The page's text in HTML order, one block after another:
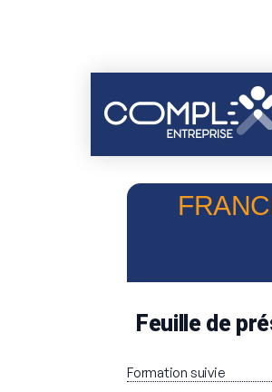
Feuille de
Formation suivie